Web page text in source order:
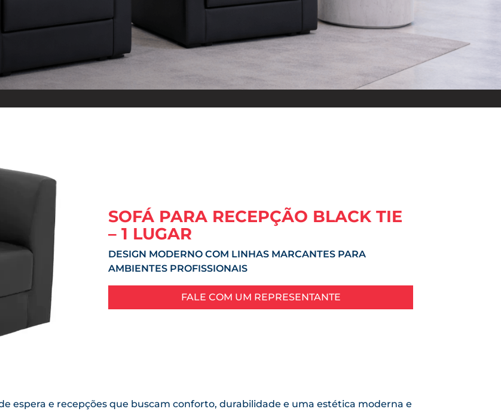
SOFÁ PARA RECEPÇÃO BLACK TIE
– 1 LUGAR
DESIGN MODERNO COM LINHAS MARCANTES PARA
AMBIENTES PROFISSIONAIS
FALE COM UM REPRESENTANTE
espera e recepções que buscam conforto, durabilidade e uma estética moderna e